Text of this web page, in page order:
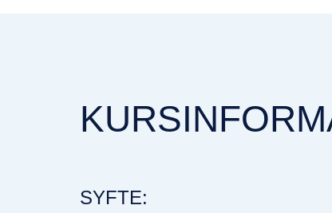
SYFTE: